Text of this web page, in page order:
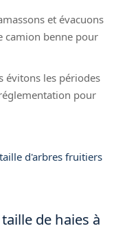
et évacuons
camion benne pour
évitons les périodes
pour
taille d'arbres fruitiers
de haies à